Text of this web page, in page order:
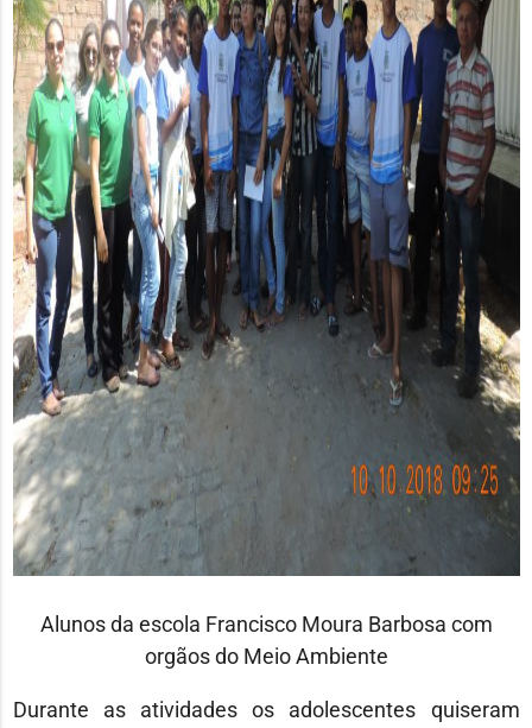
Alunos da escola Francisco Moura Barbosa com
orgãos do Meio Ambiente
Durante as atividades os adolescentes quiseram